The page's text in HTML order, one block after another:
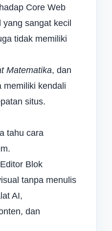
Core Web
sangat kecil
tidak memiliki
Matematika, dan
memiliki kendali
situs.
tahu cara
Blok
tanpa menulis
AI,
dan